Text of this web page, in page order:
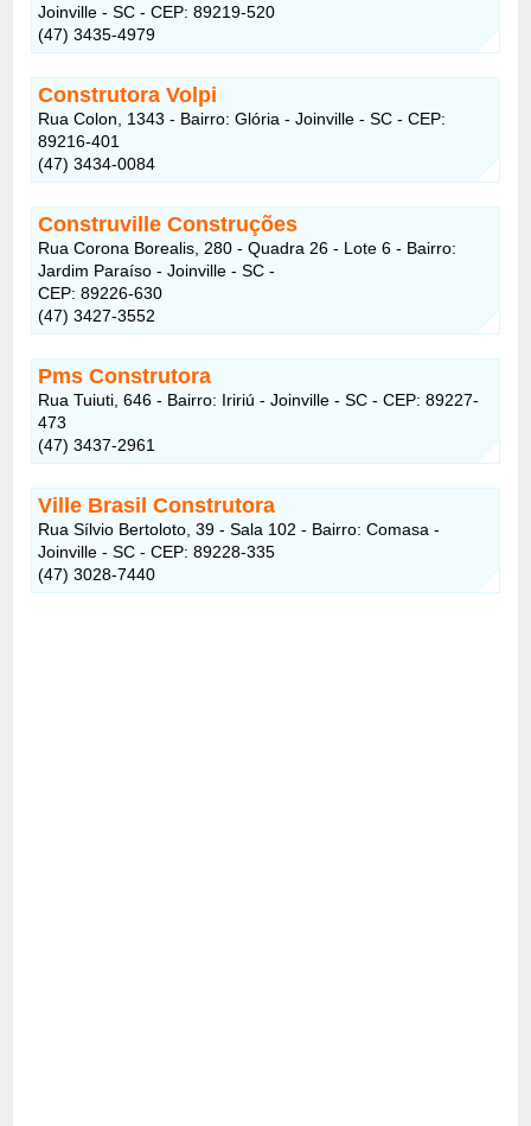
Joinville - SC - CEP: 89219-520
(47) 3435-4979
Construtora Volpi
Rua Colon, 1343 - Bairro: Glória - Joinville - SC - CEP:
89216-401
(47) 3434-0084
Construville Construções
Rua Corona Borealis, 280 - Quadra 26 - Lote 6 - Bairro:
Jardim Paraíso - Joinville - SC -
CEP: 89226-630
(47) 3427-3552
Pms Construtora
Rua Tuiuti, 646 - Bairro: Iririú - Joinville - SC - CEP: 89227-
473
(47) 3437-2961
Ville Brasil Construtora
Rua Sílvio Bertoloto, 39 - Sala 102 - Bairro: Comasa -
Joinville - SC - CEP: 89228-335
(47) 3028-7440